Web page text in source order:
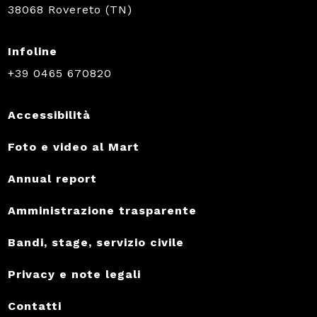
38068 Rovereto (TN)
Infoline
+39 0465 670820
Accessibilità
Foto e video al Mart
Annual report
Amministrazione trasparente
Bandi, stage, servizio civile
Privacy e note legali
Contatti